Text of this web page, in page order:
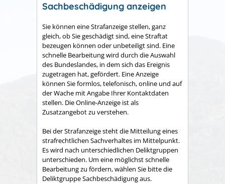
Sachbeschädigung anzeigen
Sie können eine Strafanzeige stellen, ganz
gleich, ob Sie geschädigt sind, eine Straftat
bezeugen können oder unbeteiligt sind. Eine
schnelle Bearbeitung wird durch die Auswahl
des Bundeslandes, in dem sich das Ereignis
zugetragen hat, gefördert. Eine Anzeige
können Sie formlos, telefonisch, online und auf
der Wache mit Angabe Ihrer Kontaktdaten
stellen. Die Online-Anzeige ist als
Zusatzangebot zu verstehen.
Bei der Strafanzeige steht die Mitteilung eines
strafrechtlichen Sachverhaltes im Mittelpunkt.
Es wird nach unterschiedlichen Deliktgruppen
unterschieden. Um eine möglichst schnelle
Bearbeitung zu fördern, wählen Sie bitte die
Deliktgruppe Sachbeschädigung aus.